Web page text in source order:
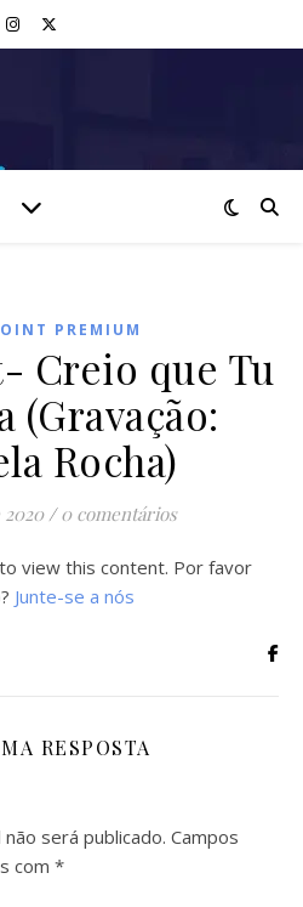
PREMIUM
Creio que Tu
(Gravação:
Rocha)
/ 0 comentários
view this content. Por favor
Junte-se a nós
RESPOSTA
será publicado. Campos
com *